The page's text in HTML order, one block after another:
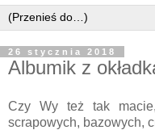
26 stycznia 2018
Albumik z
Czy Wy też tak
scrapowych, bazowych,